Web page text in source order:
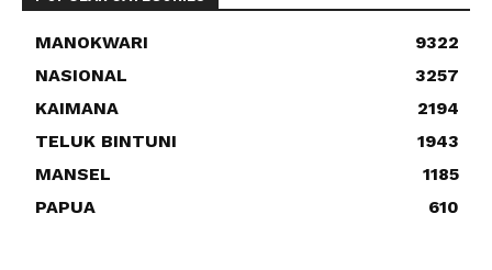
MANOKWARI
9322
NASIONAL
3257
KAIMANA
2194
TELUK BINTUNI
1943
MANSEL
1185
PAPUA
610